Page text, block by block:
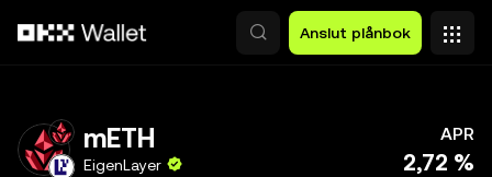
Anslut plånbok
mETH
EigenLayer
APR
2,72 %